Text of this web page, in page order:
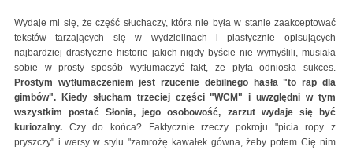
Wydaje mi się, że część słuchaczy, która nie była w stanie zaakceptować
tekstów tarzających się w wydzielinach i plastycznie opisujących
najbardziej drastyczne historie jakich nigdy byście nie wymyślili, musiała
sobie w prosty sposób wytłumaczyć fakt, że płyta odniosła sukces.
Prostym wytłumaczeniem jest rzucenie debilnego hasła "to rap dla
gimbów". Kiedy słucham trzeciej części "WCM" i uwzględni w tym
wszystkim postać Słonia, jego osobowość, zarzut wydaje się być
kuriozalny. Czy do końca? Faktycznie rzeczy pokroju "picia ropy z
pryszczy" i wersy w stylu "zamrożę kawałek gówna, żeby potem Cię nim